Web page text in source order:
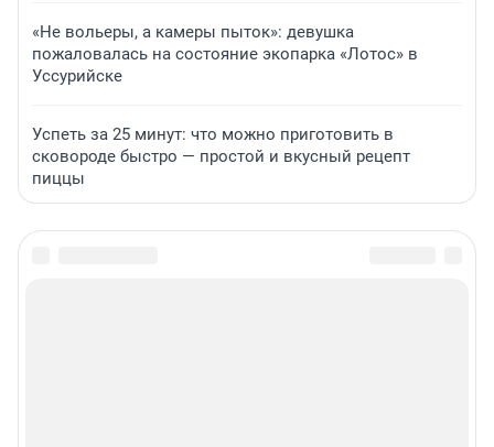
«Не вольеры, а камеры пыток»: девушка
пожаловалась на состояние экопарка «Лотос» в
Уссурийске
Успеть за 25 минут: что можно приготовить в
сковороде быстро — простой и вкусный рецепт
пиццы